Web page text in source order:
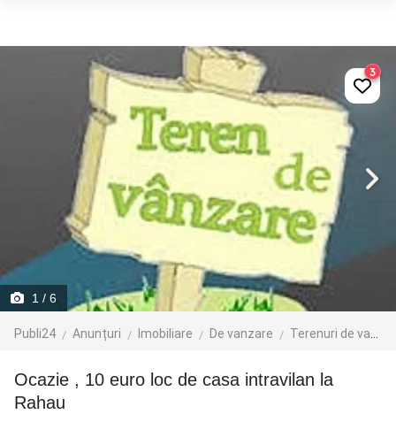
1 / 6
Publi24 Anunțuri Imobiliare De vanzare Terenuri de vanzare
3
Ocazie , 10 euro loc de casa intravilan la
Rahau